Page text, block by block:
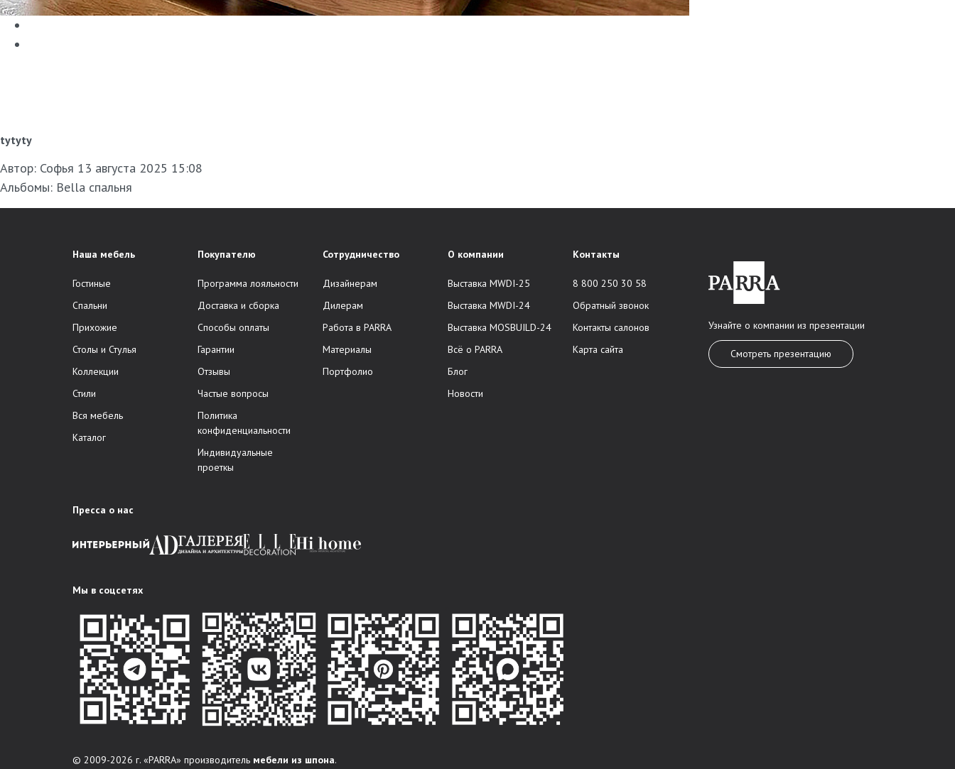
tytyty
Автор: Софья 13 августа 2025 15:08
Альбомы: Bella спальня
Наша мебель
Гостиные
Спальни
Прихожие
Столы и Стулья
Коллекции
Стили
Вся мебель
Каталог
Покупателю
Программа лояльности
Доставка и сборка
Способы оплаты
Гарантии
Отзывы
Частые вопросы
Политика
конфиденциальности
Индивидуальные
проеткы
Сотрудничество
Дизайнерам
Дилерам
Работа в PARRA
Материалы
Портфолио
О компании
Выставка MWDI-25
Выставка MWDI-24
Выставка MOSBUILD-24
Всё о PARRA
Блог
Новости
Контакты
8 800 250 30 58
Обратный звонок
Контакты салонов
Карта сайта
Узнайте о компании из презентации
Смотреть презентацию
Пресса о нас
Мы в соцсетях
© 2009-2026 г. «PARRA» производитель мебели из шпона.